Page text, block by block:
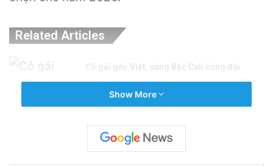
Related Articles
Cô gái gốc Việt, vùng Bắc Cali cùng đội
Show More